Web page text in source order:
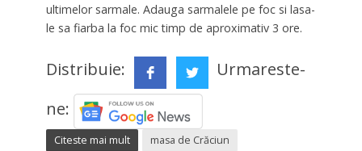
ultimelor sarmale. Adauga sarmalele pe foc si lasa-
le sa fiarba la foc mic timp de aproximativ 3 ore.
Distribuie:
Urmareste-
ne:
Citeste mai mult
masa de Crăciun